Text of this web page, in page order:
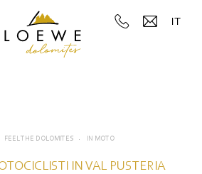
DOLOMITES
SPA & WELLNESS
IT
FEEL THE DOLOMITES IN MOTO
IN VAL PUSTERIA